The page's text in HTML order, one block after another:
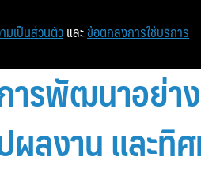
หน้าแรก ท่องเที่ยว
รพัฒนาอย่าง
ลงาน และทิ
มเป็นส่วนตัว และ ข้อตกลงการใช้บริการ